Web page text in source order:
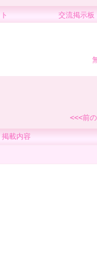
イト 交流掲示板
<<<前
掲載内容